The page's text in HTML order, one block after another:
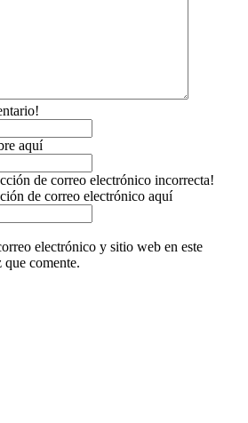
aquí
de correo electrónico incorrecta!
de correo electrónico aquí
electrónico y sitio web en este
comente.